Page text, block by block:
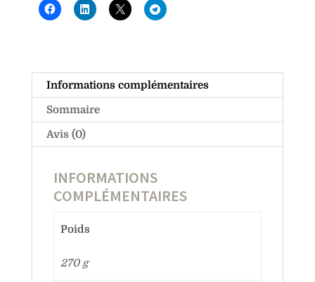
Informations complémentaires
Sommaire
Avis (0)
INFORMATIONS
COMPLÉMENTAIRES
Poids
270 g